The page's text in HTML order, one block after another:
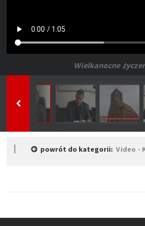
Wielkanocne
powrót do kategorii:Video -